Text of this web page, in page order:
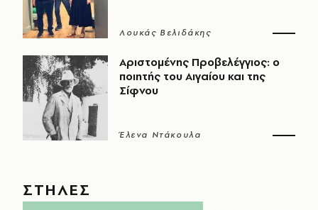
Λουκάς Βελιδάκης
Αριστομένης Προβελέγγιος: ο
ποιητής του Αιγαίου και της
Σίφνου
Έλενα Ντάκουλα
ΣΤΗΛΕΣ